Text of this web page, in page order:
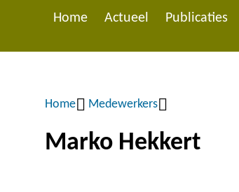
Home Actueel Publicaties
Kruimelpad
Home Medewerkers
Marko Hekkert